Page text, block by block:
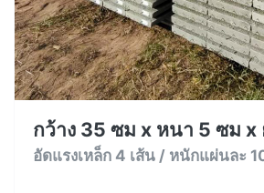
กว้าง 35 ซม x หนา 5 ซม x
อัดแรงเหล็ก 4 เส้น / หนักแผ่นละ